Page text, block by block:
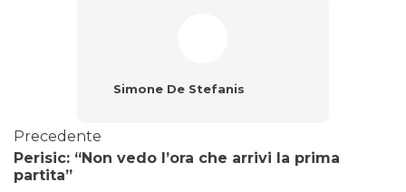
Simone De Stefanis
Precedente
Perisic: “Non vedo l’ora che arrivi la prima
partita”